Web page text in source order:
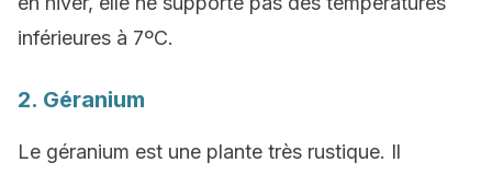
inférieures à 7ºC.
2. Géranium
Le géranium est une plante très rustique. Il